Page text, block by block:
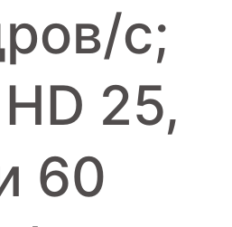
с;
25,
60